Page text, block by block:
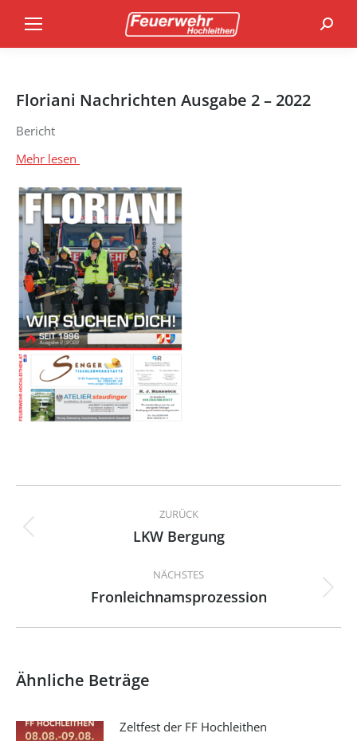
Floriani Nachrichten Ausgabe 2 – 2022
Bericht
Mehr lesen
Kommentarnavigation
ZURÜCK
Vorheriger
LKW Bergung
NÄCHSTES
Nächster
Fronleichnamsprozession
Ähnliche Beträge
Zeltfest der FF Hochleithen